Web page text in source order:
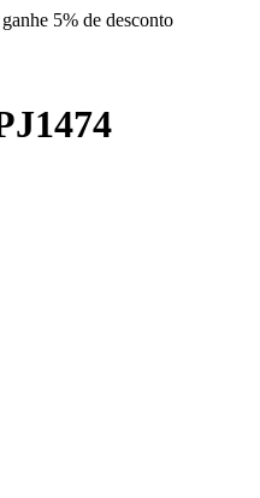
5% de desconto